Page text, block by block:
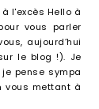
à l'excès Hello à
vous parler
aujourd’hui
le blog !). Je
pense sympa
vous mettant à